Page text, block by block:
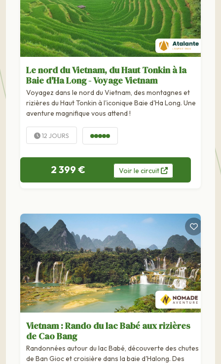
Le nord du Vietnam, du Haut Tonkin à la
Baie d'Ha Long - Voyage Vietnam
Voyagez dans le nord du Vietnam, des montagnes et
rizières du Haut Tonkin à l'iconique Baie d'Ha Long. Une
aventure magnifique vous attend !
12 JOURS
2 399 € Voirle circuit
Vietnam : Rando du lac Babé aux rizières
de Cao Bang
Randonnées autour du lac Babé, découverte des chutes
de Ban Gioc et croisière dans la baie d'Halong. Des